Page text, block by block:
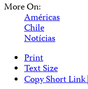
More On:
Américas
Chile
Notícias
Print
Text Size
Copy Short Link